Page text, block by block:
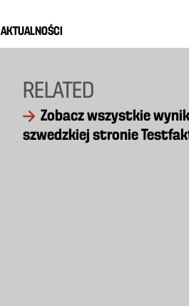
AKTUALNOŚCI
RELATED
Zobacz wszystkie
szwedzkiej stronie